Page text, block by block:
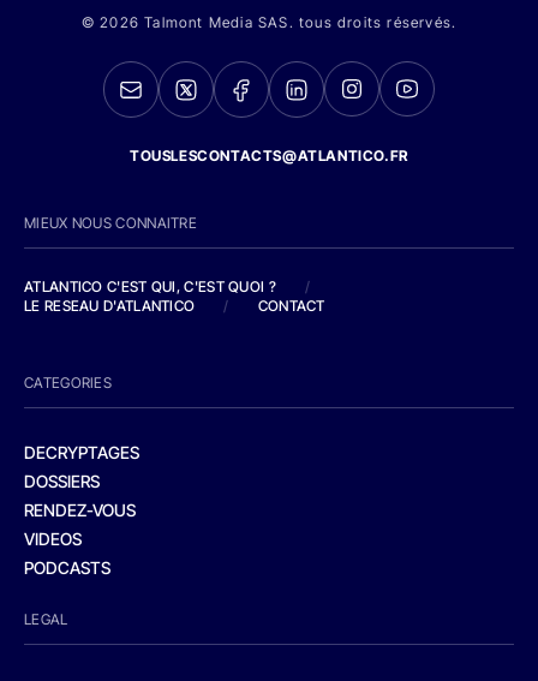
© 2026 Talmont Media SAS. tous droits réservés.
TOUSLESCONTACTS@ATLANTICO.FR
MIEUX NOUS CONNAITRE
ATLANTICO C'EST QUI, C'EST QUOI ?
/
LE RESEAU D'ATLANTICO
/ CONTACT
CATEGORIES
DECRYPTAGES
DOSSIERS
RENDEZ-VOUS
VIDEOS
PODCASTS
LEGAL